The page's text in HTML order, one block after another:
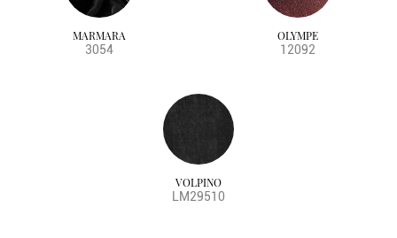
MARMARA
3054
OLYMPE
12092
VOLPINO
LM29510